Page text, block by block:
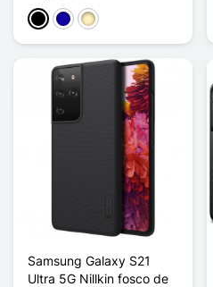
PretoAzul Escuro
Ouro
Samsung Galaxy S21
Ultra 5G Nillkin fosco de